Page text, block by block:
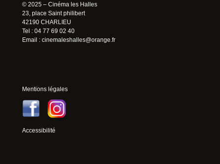
© 2025 – Cinéma les Halles
23, place Saint philibert
42190 CHARLIEU
Tel : 04 77 69 02 40
Email : cinemaleshalles@orange.fr
Mentions légales
Accessibilité